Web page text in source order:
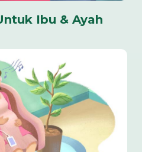
Ibu & Ayah